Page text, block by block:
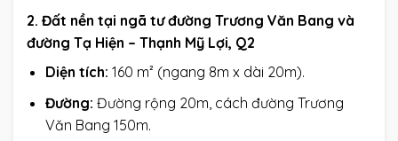
2. Đất nền tại ngã tư đường Trương Văn Bang và
đường Tạ Hiện – Thạnh Mỹ Lợi, Q2
Diện tích: 160 m² (ngang 8m x dài 20m).
Đường: Đường rộng 20m, cách đường Trương
Văn Bang 150m.